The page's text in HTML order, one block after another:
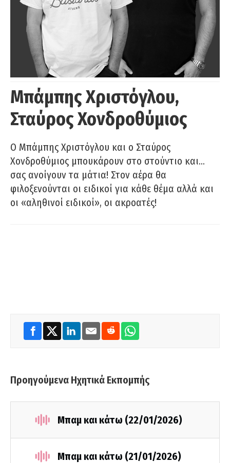
Μπάμπης Χριστόγλου,
Σταύρος Χονδροθύμιος
O Μπάμπης Χριστόγλου και ο Σταύρος
Χονδροθύμιος μπουκάρουν στο στούντιο και…
σας ανοίγουν τα μάτια! Στον αέρα θα
φιλοξενούνται οι ειδικοί για κάθε θέμα αλλά και
οι «αληθινοί ειδικοί», οι ακροατές!
Προηγούμενα Ηχητικά Εκπομπής
Μπαμ και κάτω (22/01/2026)
Μπαμ και κάτω (21/01/2026)